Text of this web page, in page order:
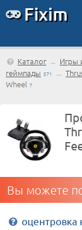
Fixim
Каталог → Игры
геймпады 571 →
Wheel 7
Вы можете
оцентровка